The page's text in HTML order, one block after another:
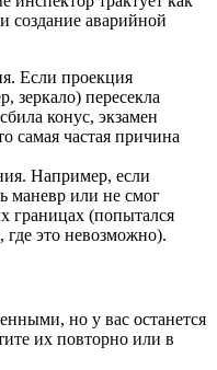
создание аварийной
Если проекция
зеркало) пересекла
конус, экзамен
самая частая причина
Например, если
маневр или не смог
границах (попытался
где это невозможно).
но у вас останется
их повторно или в